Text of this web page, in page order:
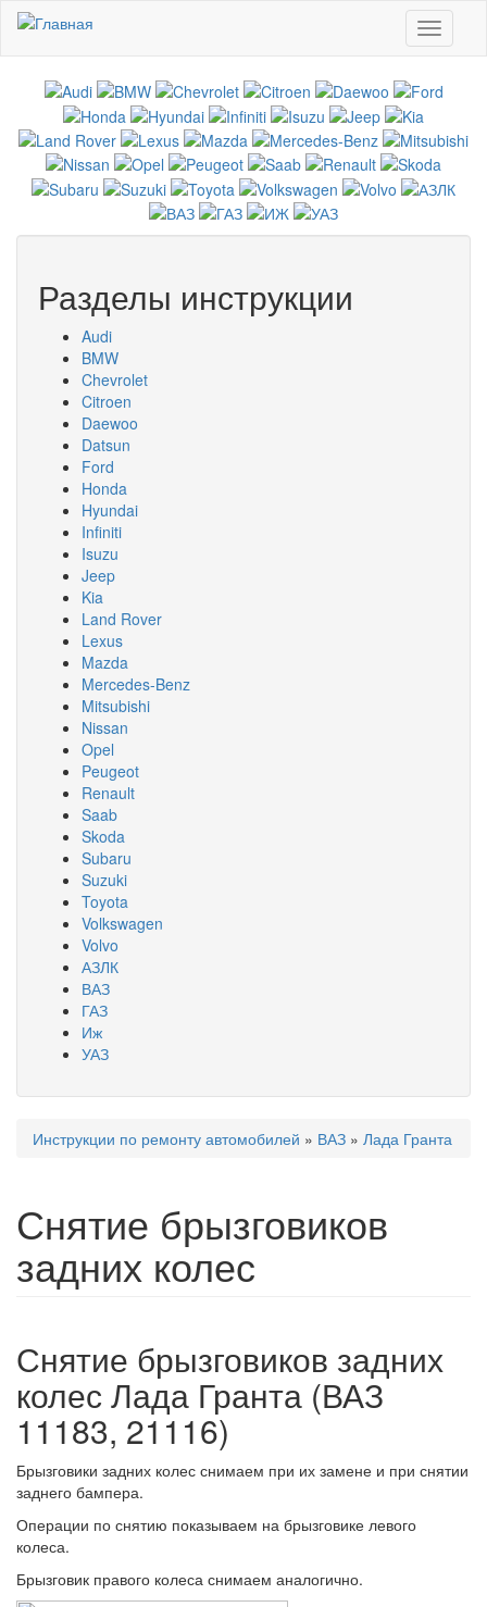
Перейти к основному содержанию
Toggle
Разделы инструкции
Audi
BMW
Chevrolet
Citroen
Daewoo
Datsun
Ford
Honda
Hyundai
Infiniti
Isuzu
Jeep
Kia
Land Rover
Lexus
Mazda
Mercedes-Benz
Mitsubishi
Nissan
Opel
Peugeot
Renault
Saab
Skoda
Subaru
Suzuki
Toyota
Volkswagen
Volvo
АЗЛК
ВАЗ
ГАЗ
Иж
УАЗ
Вы здесь
Инструкции по ремонту автомобилей » ВАЗ » Лада Гранта
Снятие брызговиков
задних колес
Снятие брызговиков задних
колес Лада Гранта (ВАЗ
11183, 21116)
Брызговики задних колес снимаем при их замене и при снятии
заднего бампера.
Операции по снятию показываем на брызговике левого
колеса.
Брызговик правого колеса снимаем аналогично.